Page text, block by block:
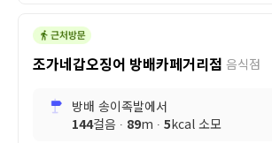
조가네갑오징어 방배카페거리점 음식점
방배 송이족발에서
144걸음 ∙ 89m ∙ 5kcal 소모